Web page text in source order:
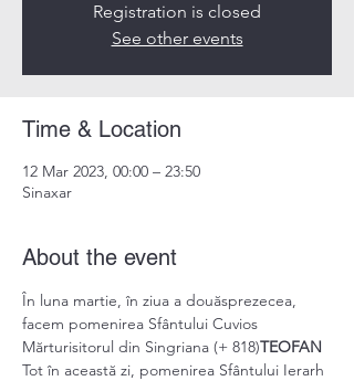
Registration is closed
See other events
Time & Location
12 Mar 2023, 00:00 – 23:50
Sinaxar
About the event
În luna martie, în ziua a douăsprezecea,
facem pomenirea Sfântului Cuvios
Mărturisitorul din Singriana (+ 818)TEOFAN
Tot în această zi, pomenirea Sfântului Ierarh